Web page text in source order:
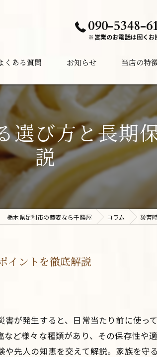
090-5348-
※営業のお電話は固くお
くある質問 お知らせ 当店の特
ディナー
居酒屋
酒
選び方と長期
説
栃木県足利市の蕎麦なら千勝屋 コラム 災害
イントを徹底解説
が発生すると、日常当たり前に使っ
ど様々な種類があり、その保存性や
先人の知恵を交えて解説。家族を守